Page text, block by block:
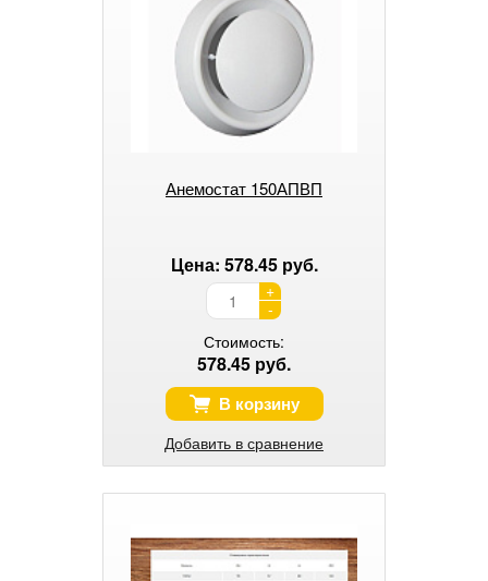
Анемостат 150АПВП
Цена: 578.45 руб.
+
-
Стоимость:
578.45 руб.
В корзину
Добавить в сравнение